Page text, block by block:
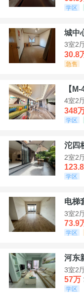
学区
城中
3室2
30.8
急售
【
4室2
348
学区
2室2
学区
电梯
3室2
73.9
学区
河东
3室2
57万
学区